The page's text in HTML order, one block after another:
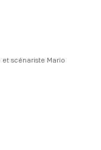
scénariste Mario